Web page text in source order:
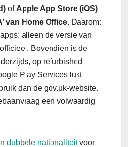
of Apple App Store (iOS)
van Home Office. Daarom:
alleen de versie van
officieel. Bovendien is de
op refurbished
Play Services lukt
dan de gov.uk-website.
een volwaardig
dubbele nationaliteitvoor